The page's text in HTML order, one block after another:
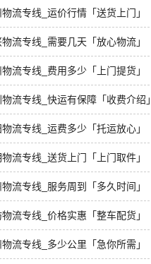
流专线_运价行情「送货上门」
流专线_需要几天「放心物流」
流专线_费用多少「上门提货」
流专线_快运有保障「收费介绍」
流专线_运费多少「托运放心」
流专线_送货上门「上门取件」
流专线_服务周到「多久时间」
流专线_价格实惠「整车配货」
流专线_多少公里「急你所需」